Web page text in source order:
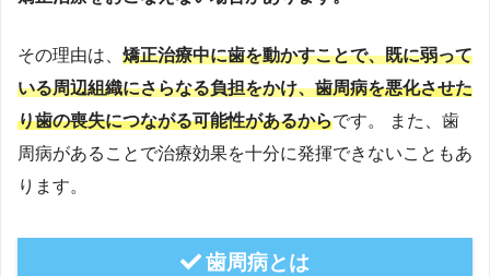
その理由は、 矯正治療中に歯を動かすことで、既に弱って
いる周辺組織にさらなる負担をかけ、歯周病を悪化させた
り歯の喪失につながる可能性があるからです。 また、歯
周病があることで治療効果を十分に発揮できないこともあ
ります。
歯周病とは